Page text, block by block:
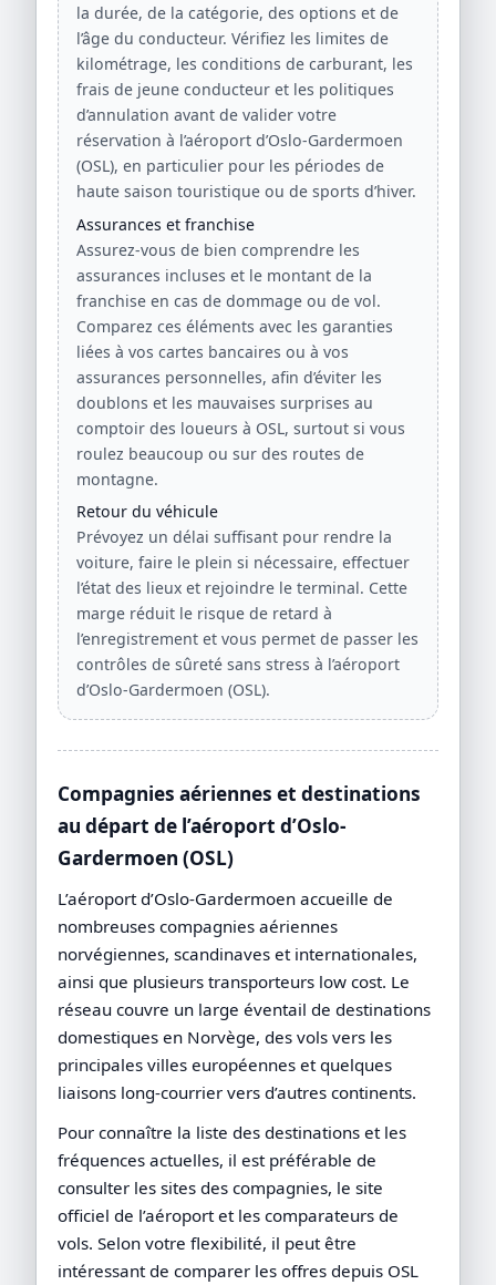
la durée, de la catégorie, des options et de
l’âge du conducteur. Vérifiez les limites de
kilométrage, les conditions de carburant, les
frais de jeune conducteur et les politiques
d’annulation avant de valider votre
réservation à l’aéroport d’Oslo-Gardermoen
(OSL), en particulier pour les périodes de
haute saison touristique ou de sports d’hiver.
Assurances et franchise
Assurez-vous de bien comprendre les
assurances incluses et le montant de la
franchise en cas de dommage ou de vol.
Comparez ces éléments avec les garanties
liées à vos cartes bancaires ou à vos
assurances personnelles, afin d’éviter les
doublons et les mauvaises surprises au
comptoir des loueurs à OSL, surtout si vous
roulez beaucoup ou sur des routes de
montagne.
Retour du véhicule
Prévoyez un délai suffisant pour rendre la
voiture, faire le plein si nécessaire, effectuer
l’état des lieux et rejoindre le terminal. Cette
marge réduit le risque de retard à
l’enregistrement et vous permet de passer les
contrôles de sûreté sans stress à l’aéroport
d’Oslo-Gardermoen (OSL).
Compagnies aériennes et destinations
au départ de l’aéroport d’Oslo-
Gardermoen (OSL)
L’aéroport d’Oslo-Gardermoen accueille de
nombreuses compagnies aériennes
norvégiennes, scandinaves et internationales,
ainsi que plusieurs transporteurs low cost. Le
réseau couvre un large éventail de destinations
domestiques en Norvège, des vols vers les
principales villes européennes et quelques
liaisons long-courrier vers d’autres continents.
Pour connaître la liste des destinations et les
fréquences actuelles, il est préférable de
consulter les sites des compagnies, le site
officiel de l’aéroport et les comparateurs de
vols. Selon votre flexibilité, il peut être
intéressant de comparer les offres depuis OSL